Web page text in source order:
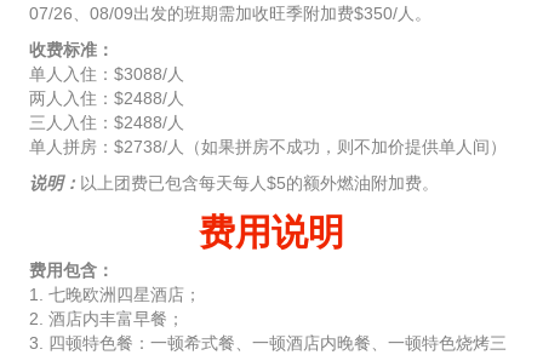
07/26、08/09出发的班期需加收旺季附加费$350/人。
收费标准：
单人入住：$3088/人
两人入住：$2488/人
三人入住：$2488/人
单人拼房：$2738/人（如果拼房不成功，则不加价提供单人间）
说明： 以上团费已包含每天每人$5的额外燃油附加费。
费用说明
费用包含：
1. 七晚欧洲四星酒店；
2. 酒店内丰富早餐；
3. 四顿特色餐：一顿希式餐、一顿酒店内晚餐、一顿特色烧烤三